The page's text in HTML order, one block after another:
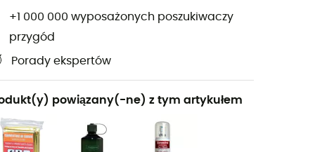
+1 000 000 wyposażonych poszukiwaczy
przygód
Porady ekspertów
powiązany(-ne) z tym artykułem